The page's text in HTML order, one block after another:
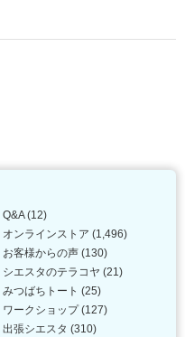
Q&A(12)
オンラインストア (1,496)
お客様からの声 (130)
シエスタのテラコヤ (21)
みつばちトート (25)
ワークショップ(127)
出張シエスタ (310)